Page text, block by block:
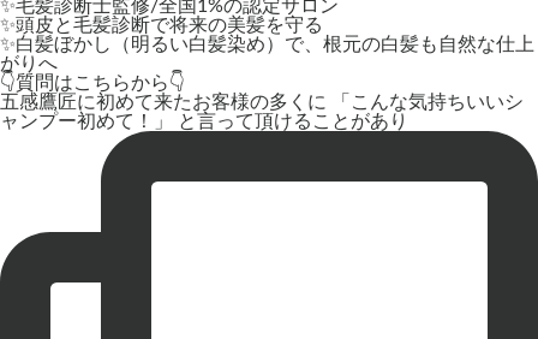
✨毛髪診断士監修/全国1%の認定サロン
✨頭皮と毛髪診断で将来の美髪を守る
✨白髪ぼかし（明るい白髪染め）で、根元の白髪も自然な仕上
がりへ
👇質問はこちらから👇
五感鷹匠に初めて来たお客様の多くに 「こんな気持ちいいシ
ャンプー初めて！」 と言って頂けることがあり